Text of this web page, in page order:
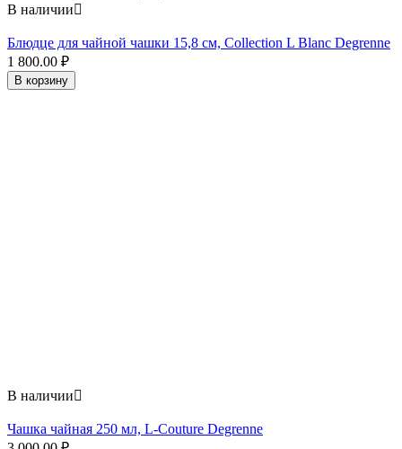
В наличии
Блюдце для чайной чашки 15,8 см, Collection L Blanc Degrenne
1 800.00 ₽
В корзину
В наличии
Чашка чайная 250 мл, L-Couture Degrenne